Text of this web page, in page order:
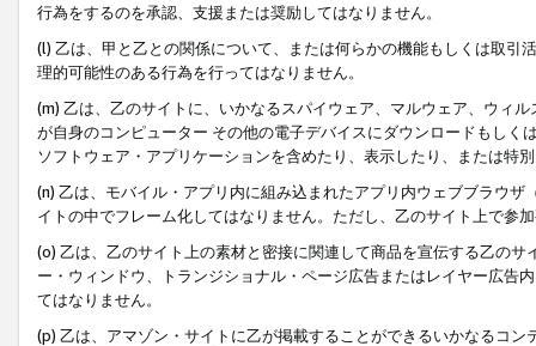
行為をするのを承認、支援または奨励してはなりません。
(l) 乙は、甲と乙との関係について、または何らかの機能もしくは取
理的可能性のある行為を行ってはなりません。
(m) 乙は、乙のサイトに、いかなるスパイウェア、マルウェア、ウィ
が自身のコンピューター その他の電子デバイスにダウンロードもし
ソフトウェア・アプリケーションを含めたり、表示したり、または特
(n) 乙は、モバイル・アプリ内に組み込まれたアプリ内ウェブブラウ
イトの中でフレーム化してはなりません。ただし、乙のサイト上で参
(o) 乙は、乙のサイト上の素材と密接に関連して商品を宣伝する乙の
ー・ウィンドウ、トランジショナル・ページ広告またはレイヤー広告
てはなりません。
(p) 乙は、アマゾン・サイトに乙が掲載することができるいかなるコ